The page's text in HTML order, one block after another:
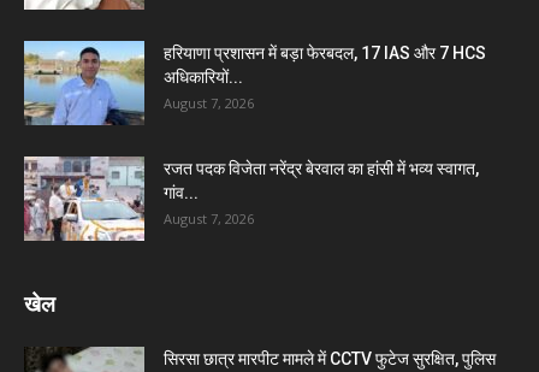
हरियाणा प्रशासन में बड़ा फेरबदल, 17 IAS और 7 HCS
अधिकारियों...
August 7, 2026
रजत पदक विजेता नरेंद्र बेरवाल का हांसी में भव्य स्वागत,
गांव...
August 7, 2026
खेल
सिरसा छात्र मारपीट मामले में CCTV फुटेज सुरक्षित, पुलिस